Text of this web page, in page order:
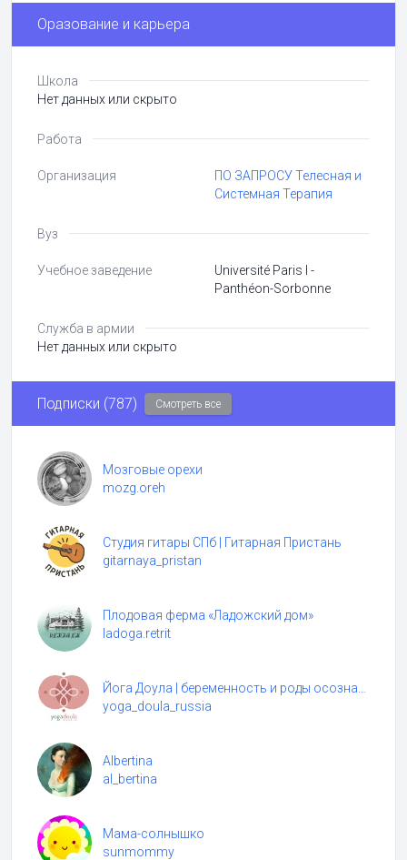
Оразование и карьера
Школа
Нет данных или скрыто
Работа
Организация
ПО ЗАПРОСУ Телесная и
Системная Терапия
Вуз
Учебное заведение
Université Paris I -
Panthéon-Sorbonne
Служба в армии
Нет данных или скрыто
Подписки (787) Смотреть все
Мозговые орехи
mozg.oreh
Студия гитары СПб | Гитарная Пристань
gitarnaya_pristan
Плодовая ферма «Ладожский дом»
ladoga.retrit
yoga_doula_russia
Albertina
al_bertina
Мама-солнышко
sunmommy